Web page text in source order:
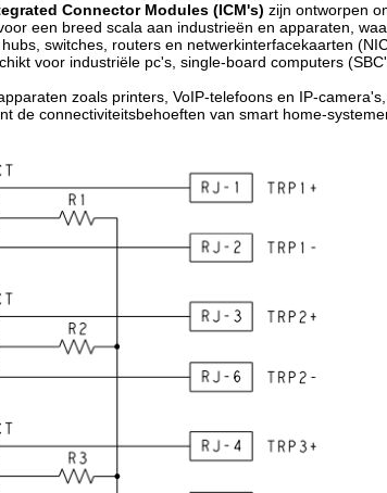
Connector Modules (ICM's) zijn ontworpen
een breed scala aan industrieën en apparaten,
switches, routers en netwerkinterfacekaarten
voor industriële pc's, single-board computers
zoals printers, VoIP-telefoons en IP-
de connectiviteitsbehoeften van smart home-